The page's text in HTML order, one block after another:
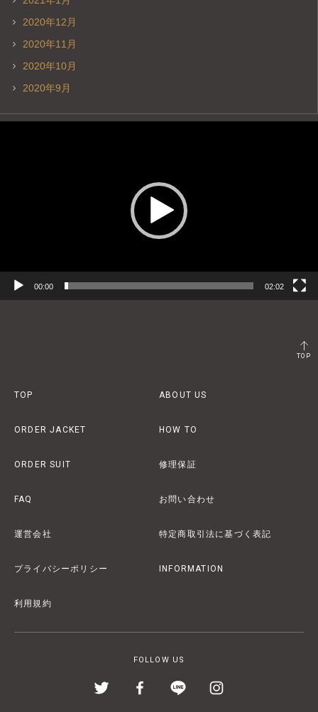
2020年12月
2020年11月
2020年10月
2020年9月
00:00 02:02
TOP
TOP ABOUT US
ORDER JACKET HOW TO
ORDER SUIT 修理保証
FAQ お問い合わせ
運営会社 特定商取引法に基づく表記
プライバシーポリシー INFORMATION
利用規約
FOLLOW US